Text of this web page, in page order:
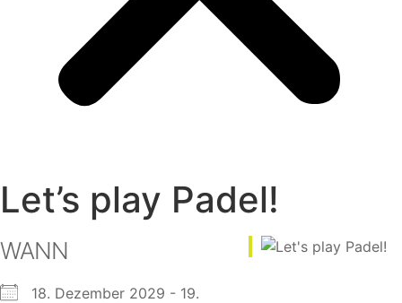
Let’s play Padel!
WANN
18. Dezember 2029 - 19.